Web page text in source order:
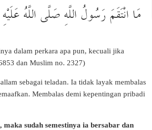
مَا انْتَقَمَ رَسُولُ اللَّهِ صَلَّى اللَّهُ
dalam perkara apa pun, kecuali jika
dan Muslim no. 2327)
sebagai teladan. Ia tidak layak membalas
Membalas demi kepentingan pribadi
sudah semestinya ia bersabar dan